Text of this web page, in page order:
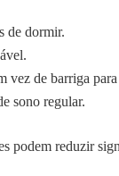
de dormir.
vez de barriga
sono regular.
podem reduzir